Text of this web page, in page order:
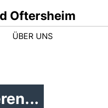
Oftersheim
ÜBER UNS